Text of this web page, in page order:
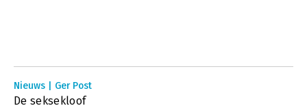
Nieuws | Ger Post
De seksekloof